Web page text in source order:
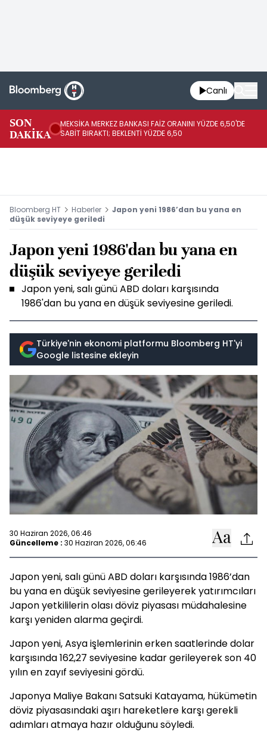
Canlı
SON
DAKİKA
MEKSİKA MERKEZ BANKASI FAİZ ORANINI YÜZDE 6,50'DE
SABİT BIRAKTI; BEKLENTİ YÜZDE 6,50
Bloomberg HT Haberler
Japon yeni 1986’dan bu yana en
düşük seviyeye geriledi
Japon yeni 1986'dan bu yana en
düşük seviyeye geriledi
Japon yeni, salı günü ABD doları karşısında
1986'dan bu yana en düşük seviyesine geriledi.
Türkiye'nin ekonomi platformu Bloomberg HT'yi
Google listesine ekleyin
30 Haziran 2026, 06:46
Güncelleme : 30 Haziran 2026, 06:46
Japon yeni, salı günü ABD doları karşısında 1986’dan
bu yana en düşük seviyesine gerileyerek yatırımcıları
Japon yetkililerin olası döviz piyasası müdahalesine
karşı yeniden alarma geçirdi.
Japon yeni, Asya işlemlerinin erken saatlerinde dolar
karşısında 162,27 seviyesine kadar gerileyerek son 40
yılın en zayıf seviyesini gördü.
Japonya Maliye Bakanı Satsuki Katayama, hükümetin
döviz piyasasındaki aşırı hareketlere karşı gerekli
adımları atmaya hazır olduğunu söyledi.